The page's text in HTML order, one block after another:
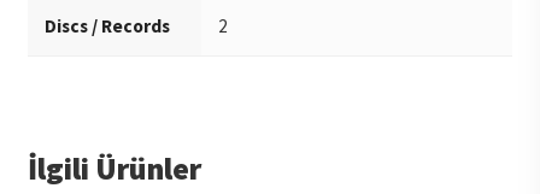
Discs / Records 2
İlgili Ürünler